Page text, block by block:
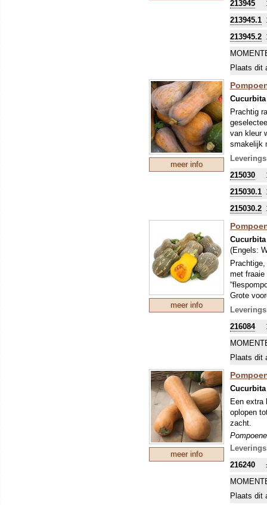
worden
Alle
namen
duidelijk
213945
213945.1
213945.2
Plaats dit
meer info
Prachtig
van kleur
smakelijk
goede
worden
Alle
namen
duidelijk
215030
215030.1
215030.2
meer info
(Engels:
met fraaie
Grote
gesneden
enige
de
resultaat
worden
namen
soorten,
duidelijk
216084
Plaats dit
meer info
Een extra
oplopen
zacht.
worden
namen
soorten,
216240
Plaats dit